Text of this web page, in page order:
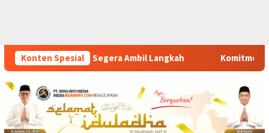
Konten Spesial
Langkah Komitmen Polsek Tigaraksa Tindak